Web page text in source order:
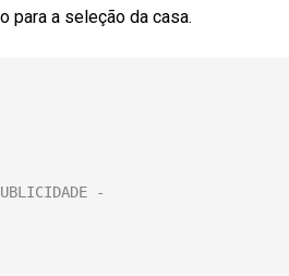
para a seleção da casa.